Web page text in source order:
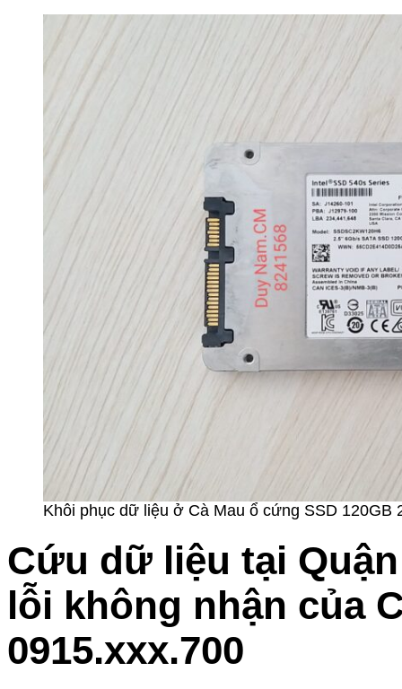
Khôi phục dữ liệu ở Cà Mau ổ cứng SSD 120GB
Cứu dữ liệu tại
lỗi không nhận của
0915.xxx.700